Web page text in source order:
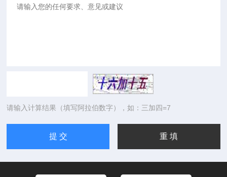
请输入计算结果（填写阿拉伯数字），如：三加四=7